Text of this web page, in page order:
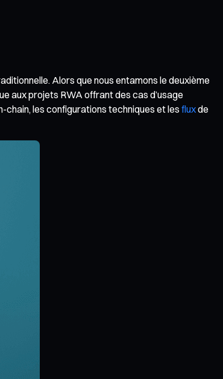
Alors que nous entamons le deuxième
aux projets RWA offrant des cas d’usage
les configurations techniques et les fluxde